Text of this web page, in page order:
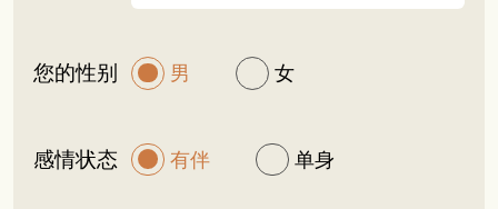
您的性别 男 女
感情状态 有伴 单身